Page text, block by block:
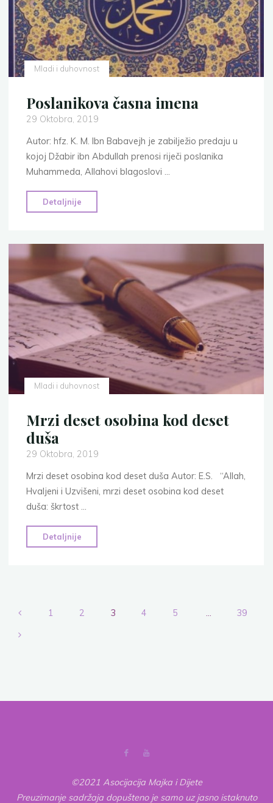
Mladi i duhovnost
Poslanikova časna imena
29 Oktobra, 2019
Autor: hfz. K. M. Ibn Babavejh je zabilježio predaju u
kojoj Džabir ibn Abdullah prenosi riječi poslanika
Muhammeda, Allahovi blagoslovi …
Detaljnije
časna
Mladi i duhovnost
Mrzi deset osobina kod deset
duša
29 Oktobra, 2019
Mrzi deset osobina kod deset duša Autor: E.S. “Allah,
Hvaljeni i Uzvišeni, mrzi deset osobina kod deset
duša: škrtost …
Detaljnije
deset
Posts
1 2 3 4 5 … 39
©2021 Asocijacija Majka i Dijete
Preuzimanje sadržaja dopušteno je samo uz jasno istaknuto